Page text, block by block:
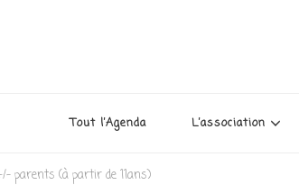
Tout l’Agenda L’association
parents (à partir de 11ans)